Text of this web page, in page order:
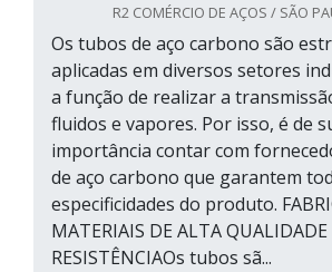
R2 COMÉRCIO DE AÇOS / SÃO
Os tubos de aço carbono são
aplicadas em diversos setores
a função de realizar a
fluidos e vapores. Por isso, é de
importância contar com
de aço carbono que garantem
especificidades do produto.
MATERIAIS DE ALTA QUALIDADE
RESISTÊNCIAOs tubos sã...